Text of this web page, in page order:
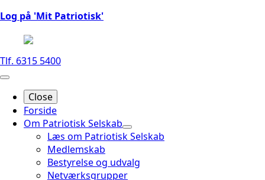
Log på 'Mit Patriotisk'
Tlf. 6315 5400
Close
Forside
Om Patriotisk Selskab
Læs om Patriotisk Selskab
Medlemskab
Bestyrelse og udvalg
Netværksgrupper